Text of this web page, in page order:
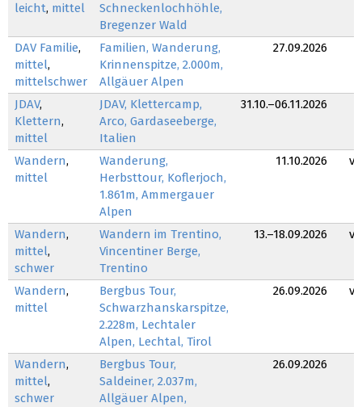
leicht, mittel
Schneckenlochhöhle,
Bregenzer Wald
DAV Familie,
mittel,
mittelschwer
Familien, Wanderung,
Krinnenspitze, 2.000m,
Allgäuer Alpen
27.09.2026
JDAV,
Klettern,
mittel
JDAV, Klettercamp,
Arco, Gardaseeberge,
Italien
31.10.–06.11.2026
Wandern,
mittel
Wanderung,
Herbsttour, Koflerjoch,
1.861m, Ammergauer
Alpen
11.10.2026
Wandern,
mittel,
schwer
Wandern im Trentino,
Vincentiner Berge,
Trentino
13.–18.09.2026
Wandern,
mittel
Bergbus Tour,
Schwarzhanskarspitze,
2.228m, Lechtaler
Alpen, Lechtal, Tirol
26.09.2026
Wandern,
mittel,
schwer
Bergbus Tour,
Saldeiner, 2.037m,
Allgäuer Alpen,
26.09.2026